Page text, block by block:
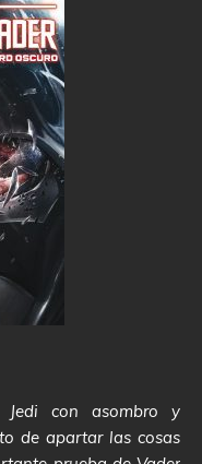
con asombro y
de apartar las cosas